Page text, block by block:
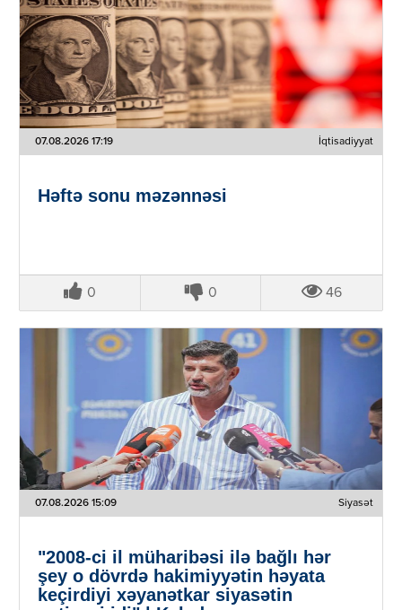
07.08.2026 17:19 İqtisadiyyat
Həftə sonu məzənnəsi
0 0 46
07.08.2026 15:09 Siyasət
"2008-ci il müharibəsi ilə bağlı hər
şey o dövrdə hakimiyyətin həyata
keçirdiyi xəyanətkar siyasətin